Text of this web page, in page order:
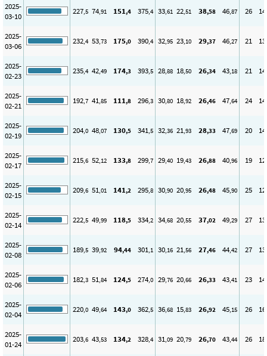
2025-
03-10
227,5 74,91 151,4 375,4 33,61 22,51 38,58 46,87 26 14
2025-
03-06
232,4 53,73 175,0 390,4 32,95 23,10 29,37 46,27 21 13
2025-
02-23
235,4 42,49 174,3 393,5 28,88 18,50 26,34 43,18 21 14
2025-
02-21
192,7 41,85 111,8 296,3 30,80 18,92 26,46 47,64 24 14
2025-
02-19
204,0 48,07 130,5 341,5 32,36 21,93 28,33 47,69 20 14
2025-
02-17
215,6 52,12 133,8 299,7 29,40 19,43 26,88 40,96 19 12
2025-
02-15
209,6 51,01 141,2 295,8 30,90 20,95 26,48 45,90 25 12
2025-
02-14
222,5 49,99 118,5 334,2 34,68 20,55 37,02 49,29 27 13
2025-
02-08
189,5 39,92 94,44 301,1 30,16 21,56 27,46 44,42 27 13
2025-
02-06
182,3 51,84 124,5 274,0 29,76 20,66 26,33 43,41 23 14
2025-
02-04
220,0 49,64 143,0 362,5 36,68 15,83 26,92 45,15 26 16
2025-
01-24
203,6 43,53 134,2 328,4 31,09 20,79 26,70 43,44 26 18